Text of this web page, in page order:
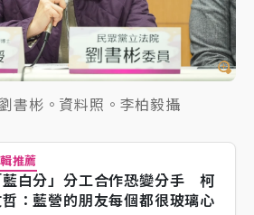
書彬。資料照。李柏毅攝
推薦
藍白分」分工合作恐變分手 柯
哲：藍營的朋友每個都很玻璃心